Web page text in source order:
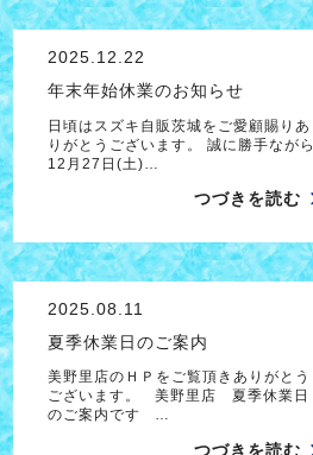
2025.12.22
年末年始休業のお知らせ
日頃はスズキ自販茨城をご愛顧賜りあ
りがとうございます。 誠に勝手ながら
12月27日(土)…
つづきを読む
2025.08.11
夏季休業日のご案内
美野里店のＨＰをご覧頂きありがとう
ございます。 美野里店 夏季休業日
のご案内です …
つづきを読む